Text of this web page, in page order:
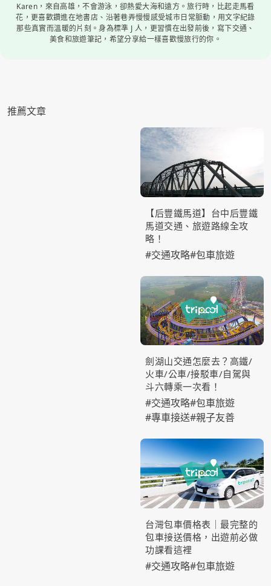
Karen，來自高雄，不會游泳，卻熱愛大海和遠方。旅行時，比起走馬看
花，更喜歡鑽進在地書店、沿著巷弄慢慢感受城市日常脈動，用文字紀錄
那些真實而溫暖的片刻。身為標準 J 人，更習慣在出發前後，寫下交通、
美食和旅遊筆記，希望分享給一樣喜歡慢旅行的你。
推薦文章
【后豐鐵馬道】台中后豐鐵
馬道交通、旅遊路線全攻
略！
#交通攻略#包車旅遊
劍湖山交通怎麼去？高鐵/
火車/公車/接駁車/自駕與
斗六轉乘一次看！
#交通攻略#包車旅遊
#專車接送#親子友善
台灣包車價格表｜最完整的
包車接送價格，出遊前必做
功課看這裡
#交通攻略#包車旅遊